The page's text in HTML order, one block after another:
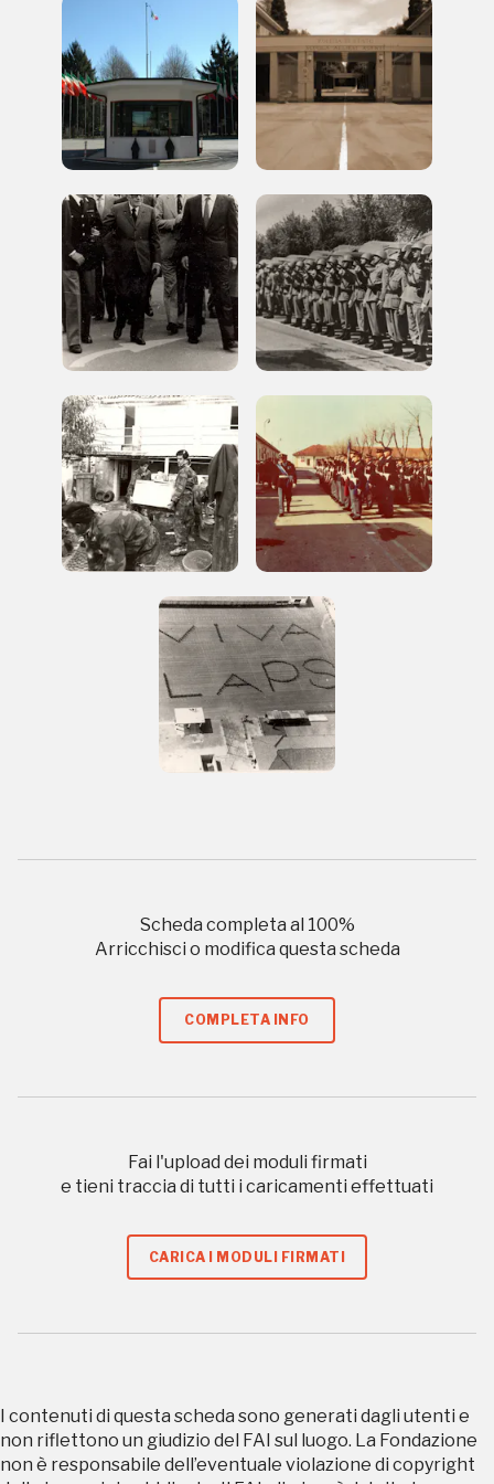
Scheda completa al 100%
Arricchisci o modifica questa scheda
COMPLETA INFO
Fai l'upload dei moduli firmati
e tieni traccia di tutti i caricamenti effettuati
CARICA I MODULI FIRMATI
I contenuti di questa scheda sono generati dagli utenti e
non riflettono un giudizio del FAI sul luogo. La Fondazione
non è responsabile dell’eventuale violazione di copyright
Accedi alle informazioni per te più interessanti,
a quelle inerenti i luoghi più vicini e gli eventi
organizzati
REGISTRATI
Regalati 365 giorni di arte e cultura nell'Italia
più bella, risparmiando.
ISCRIVITI AL FAI
Scopri tutte le opportunità riservate agli iscritti
Ingresso gratuito
nei Beni FAI tutto l'anno
Museo
Sansevero
Tutto questo non
sarebbe possibile
senza di te
FAI - FONDO PER L'AMBIENTE ITALIANO ETS - Via Carlo Foldi, 2 - 20135
Riconosciuta con DPR 941 del 3.12.1975 - Iscritta al RUNTS rep. n. 2092